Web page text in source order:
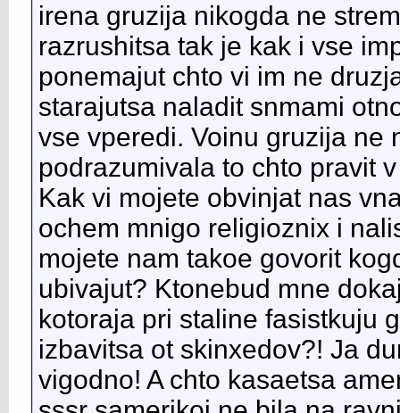
irena gruzija nikogda ne
razrushitsa tak je kak i vse
ponemajut chto vi im ne
starajutsa naladit snmami
vse vperedi. Voinu gruzija ne
podrazumivala to chto pravit
Kak vi mojete obvinjat nas
ochem mnigo religioznix i
mojete nam takoe govorit
ubivajut? Ktonebud mne
kotoraja pri staline fasistkuju
izbavitsa ot skinxedov?! Ja
vigodno! A chto kasaetsa